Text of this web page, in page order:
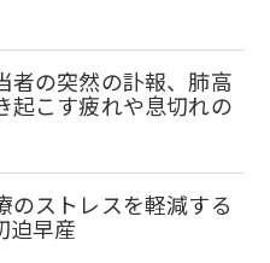
者の突然の訃報、肺高
起こす疲れや息切れの
のストレスを軽減する
早産